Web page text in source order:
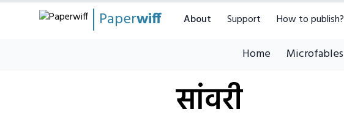
Paperwiff About Support How to publish?
Home Microfables
सांवरी